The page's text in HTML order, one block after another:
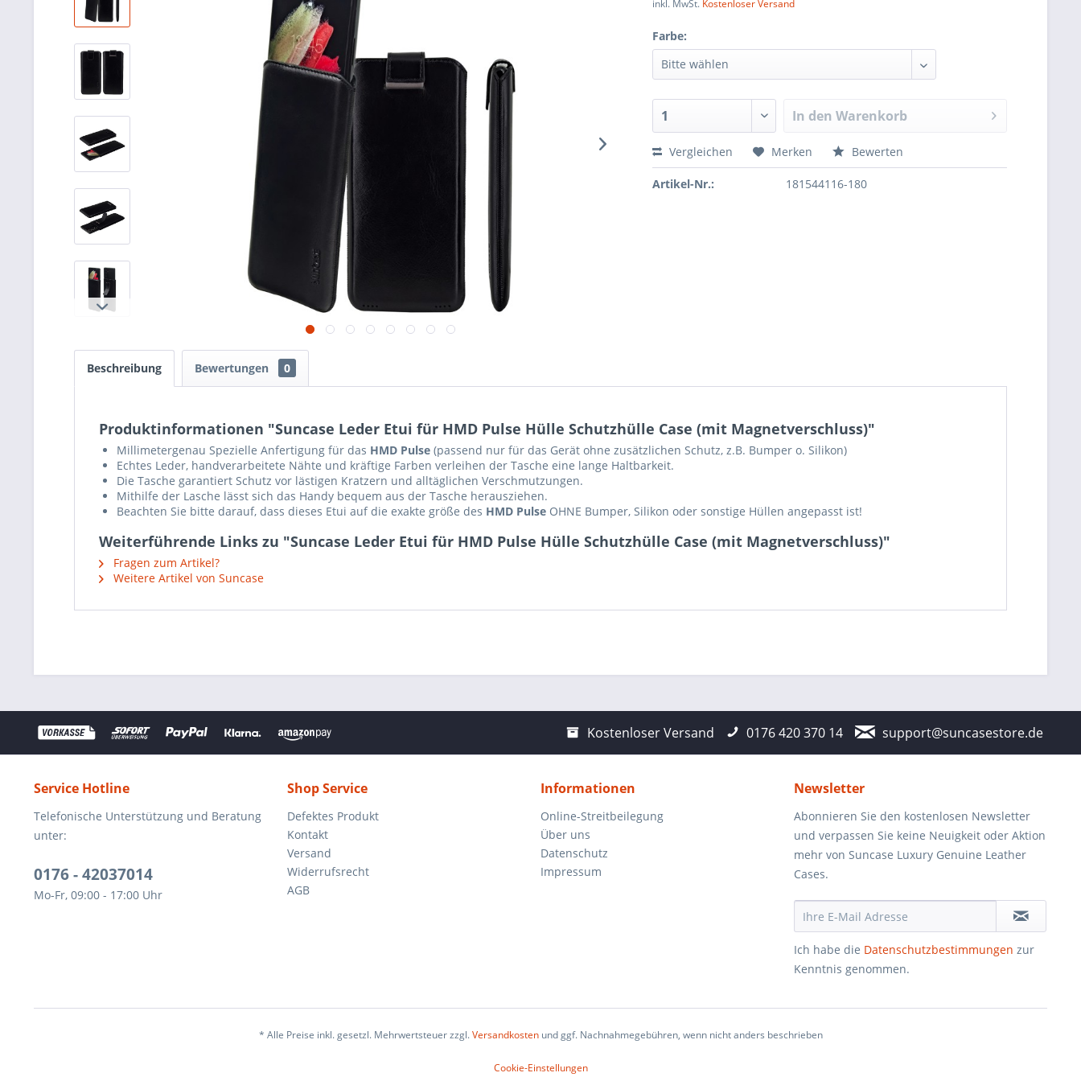
inkl. MwSt. Kostenloser Versand
Farbe:
In den Warenkorb
Vergleichen Merken Bewerten
Artikel-Nr.: 181544116-180
Beschreibung Bewertungen 0
Produktinformationen "Suncase Leder Etui für HMD Pulse Hülle Schutzhülle Case (mit Magnetverschluss)"
Millimetergenau Spezielle Anfertigung für das HMD Pulse (passend nur für das Gerät ohne zusätzlichen Schutz, z.B. Bumper o. Silikon)
Echtes Leder, handverarbeitete Nähte und kräftige Farben verleihen der Tasche eine lange Haltbarkeit.
Die Tasche garantiert Schutz vor lästigen Kratzern und alltäglichen Verschmutzungen.
Mithilfe der Lasche lässt sich das Handy bequem aus der Tasche herausziehen.
Beachten Sie bitte darauf, dass dieses Etui auf die exakte größe des HMD Pulse OHNE Bumper, Silikon oder sonstige Hüllen angepasst ist!
Weiterführende Links zu "Suncase Leder Etui für HMD Pulse Hülle Schutzhülle Case (mit Magnetverschluss)"
Fragen zum Artikel?
Weitere Artikel von Suncase
Kostenloser Versand 0176 420 370 14 support@suncasestore.de
Service Hotline
Telefonische Unterstützung und Beratung
unter:
0176 - 42037014
Mo-Fr, 09:00 - 17:00 Uhr
Shop Service
Defektes Produkt
Kontakt
Versand
Widerrufsrecht
AGB
Informationen
Online-Streitbeilegung
Über uns
Datenschutz
Impressum
Newsletter
Abonnieren Sie den kostenlosen Newsletter
und verpassen Sie keine Neuigkeit oder Aktion
mehr von Suncase Luxury Genuine Leather
Cases.
Ich habe die Datenschutzbestimmungen zur
Kenntnis genommen.
* Alle Preise inkl. gesetzl. Mehrwertsteuer zzgl.Versandkostenund ggf. Nachnahmegebühren, wenn nicht anders beschrieben
Cookie-Einstellungen